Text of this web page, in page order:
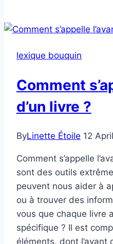
sourire
lexique bouquin
Comment
d’un livre ?
ByLinette Étoile 12
Comment s’appelle
sont des outils
peuvent nous aider à
ou à trouver des
vous que chaque livre
spécifique ? Il est
éléments, dont l’avant